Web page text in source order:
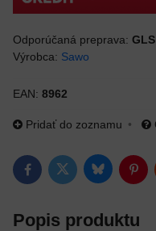
Výrobca: Sawo
EAN: 8962
Pridať do zoznamu
FacebookTwitterBluesky
Popis produktu